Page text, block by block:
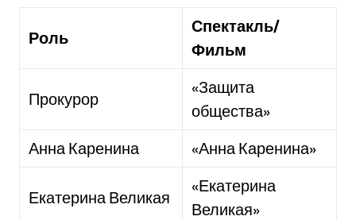
Роль
Спектакль/
Фильм
Прокурор
«Защита
общества»
Анна Каренина
«Анна Каренина»
Екатерина Великая
«Екатерина
Великая»